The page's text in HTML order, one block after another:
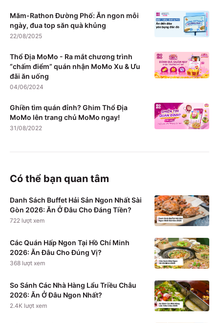
Măm-Rathon Đường Phố: Ăn ngon mỗi
ngày, đua top săn quà khủng
22/08/2025
Thổ Địa MoMo - Ra mắt chương trình
“chấm điểm” quán nhận MoMo Xu & Ưu
đãi ăn uống
04/06/2024
Ghiền tìm quán đỉnh? Ghim Thổ Địa
MoMo lên trang chủ MoMo ngay!
31/08/2022
Có thể bạn quan tâm
Danh Sách Buffet Hải Sản Ngon Nhất Sài
Gòn 2026: Ăn Ở Đâu Cho Đáng Tiền?
722 lượt xem
Các Quán Hấp Ngon Tại Hồ Chí Minh
2026: Ăn Đâu Cho Đúng Vị?
368 lượt xem
So Sánh Các Nhà Hàng Lẩu Triều Châu
2026: Ăn Ở Đâu Ngon Nhất?
2.4K lượt xem